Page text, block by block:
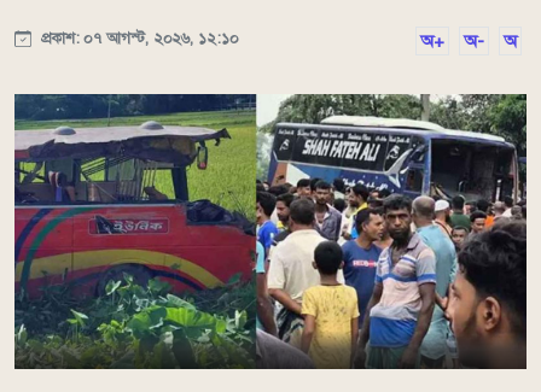
প্রকাশ: ০৭ আগস্ট, ২০২৬, ১২:১০ অ+ অ- অ